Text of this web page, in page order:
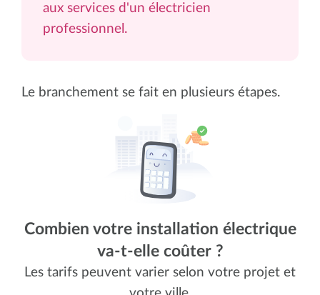
aux services d'un électricien
professionnel.
Le branchement se fait en plusieurs étapes.
Combien votre installation électrique
va-t-elle coûter ?
Les tarifs peuvent varier selon votre projet et